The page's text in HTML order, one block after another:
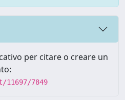
per citare o creare un
7849